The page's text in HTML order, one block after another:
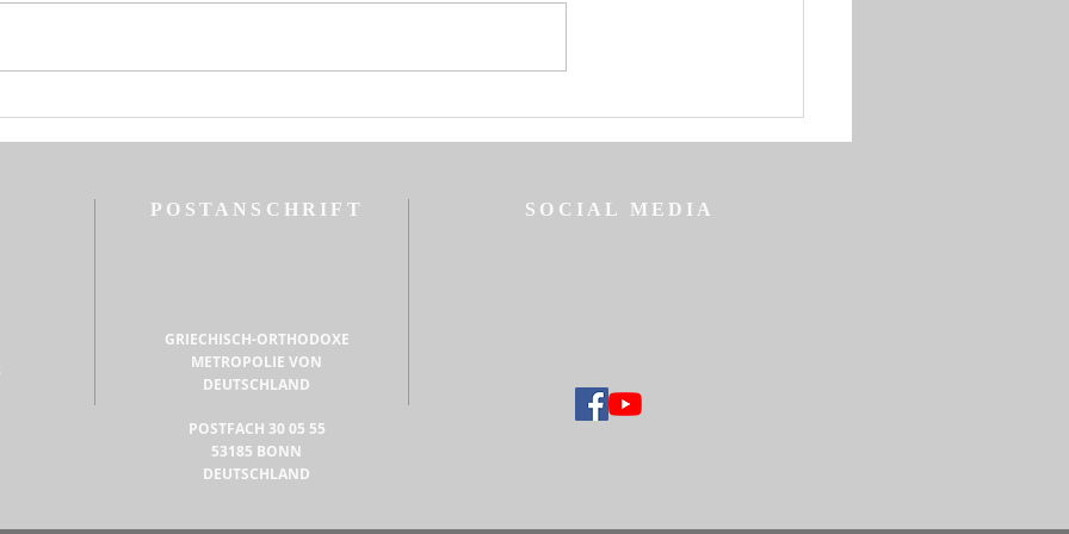
Ökumenischer Patriarch allem
POSTANSCHRIFT
GRIECHISCH-ORTHODOXE
METROPOLIE VON
DEUTSCHLAND
POSTFACH 30 05 55
53185 BONN
DEUTSCHLAND
SOCIAL MEDIA